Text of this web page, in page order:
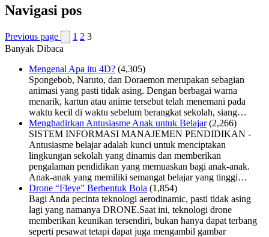
Navigasi pos
Previous page 1 2 3
Banyak Dibaca
Mengenal Apa itu 4D? (4,305)
Spongebob, Naruto, dan Doraemon merupakan sebagian
animasi yang pasti tidak asing. Dengan berbagai warna
menarik, kartun atau anime tersebut telah menemani pada
waktu kecil di waktu sebelum berangkat sekolah, siang…
Menghadirkan Antusiasme Anak untuk Belajar (2,266)
SISTEM INFORMASI MANAJEMEN PENDIDIKAN -
Antusiasme belajar adalah kunci untuk menciptakan
lingkungan sekolah yang dinamis dan memberikan
pengalaman pendidikan yang memuaskan bagi anak-anak.
Anak-anak yang memiliki semangat belajar yang tinggi…
Drone “Fleye” Berbentuk Bola (1,854)
Bagi Anda pecinta teknologi aerodinamic, pasti tidak asing
lagi yang namanya DRONE.Saat ini, teknologi drone
memberikan keunikan tersendiri, bukan hanya dapat terbang
seperti pesawat tetapi dapat juga mengambil gambar